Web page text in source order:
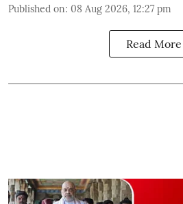
Published on: 08 Aug 2026, 12:27 pm
Read More